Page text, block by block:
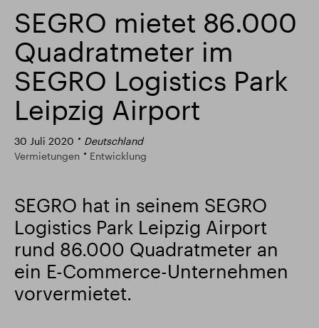
search
Popular search
Verantwortlich SEGRO Slough Handelsgut
Finanzielle Ergebnisse Trading-Update
SEGRO mietet 86.000
Quadratmeter im
SEGRO Logistics Park
Leipzig Airport
30 Juli 2020
Deutschland
Vermietungen
Entwicklung
SEGRO hat in seinem SEGRO
Logistics Park Leipzig Airport
rund 86.000 Quadratmeter an
ein E-Commerce-Unternehmen
vorvermietet.